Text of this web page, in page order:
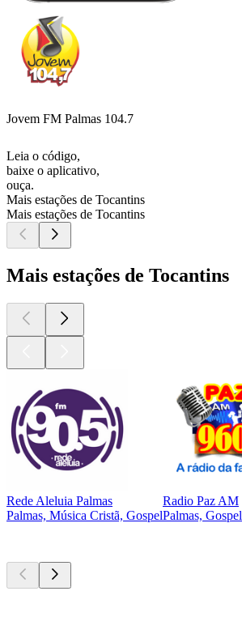
Jovem FM Palmas 104.7
Leia o código,
baixe o aplicativo,
ouça.
Mais estações de Tocantins
Mais estações de Tocantins
Mais estações de Tocantins
Rede Aleluia Palmas
Palmas, Música Cristã, Gospel
Radio Paz AM
Palmas, Gospel